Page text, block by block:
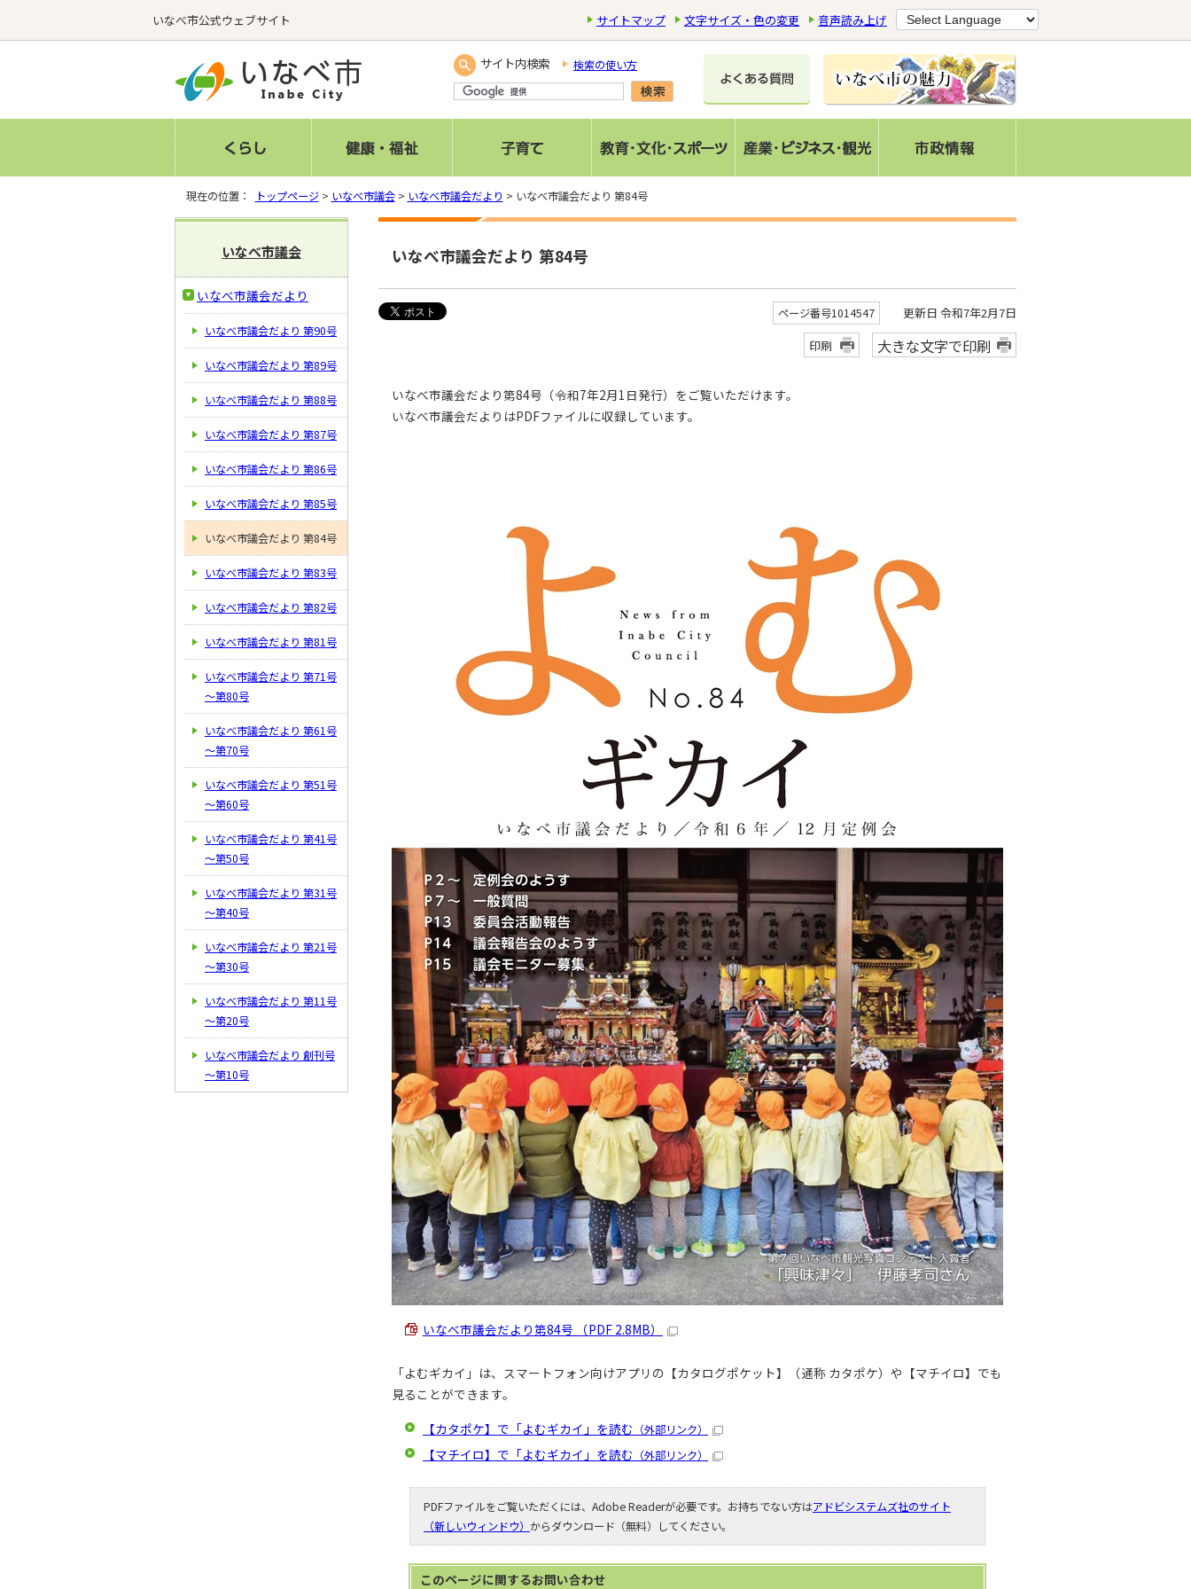
いなべ市公式ウェブサイト サイトマップ 文字サイズ・色の変更 音声読み上げ
サイト内検索 検索の使い方
現在の位置： トップページ> いなべ市議会> いなべ市議会だより > いなべ市議会だより 第84号
いなべ市議会だより 第84号
ページ番号1014547
更新日 令和7年2月7日
印刷
大きな文字で印刷
いなべ市議会だより第84号（令和7年2月1日発行）をご覧いただけます。
いなべ市議会だよりはPDFファイルに収録しています。
いなべ市議会だより第84号 （PDF 2.8MB）
「よむギカイ」は、スマートフォン向けアプリの【カタログポケット】（通称 カタポケ）や【マチイロ】でも
見ることができます。
【カタポケ】で「よむギカイ」を読む （外部リンク）
【マチイロ】で「よむギカイ」を読む （外部リンク）
PDFファイルをご覧いただくには、Adobe Readerが必要です。お持ちでない方はアドビシステムズ社のサイト
（新しいウィンドウ） からダウンロード（無料）してください。
このページに関するお問い合わせ
いなべ市議会
いなべ市議会だより
いなべ市議会だより 第90号
いなべ市議会だより 第89号
いなべ市議会だより 第88号
いなべ市議会だより 第87号
いなべ市議会だより 第86号
いなべ市議会だより 第85号
いなべ市議会だより 第84号
いなべ市議会だより 第83号
いなべ市議会だより 第82号
いなべ市議会だより 第81号
いなべ市議会だより 第71号
～第80号
いなべ市議会だより 第61号
～第70号
いなべ市議会だより 第51号
～第60号
いなべ市議会だより 第41号
～第50号
いなべ市議会だより 第31号
～第40号
いなべ市議会だより 第21号
～第30号
いなべ市議会だより 第11号
～第20号
いなべ市議会だより 創刊号
～第10号